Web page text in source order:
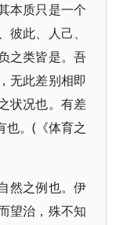
本质只是一个
此、人己、
之类皆是。吾
无此差别相即
状况也。有差
也。(《体育之
然之例也。伊
望治，殊不知